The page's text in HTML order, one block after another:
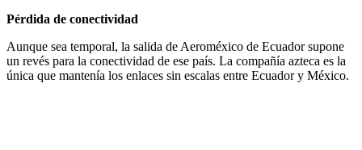
Pérdida de conectividad
Aunque sea temporal, la salida de Aeroméxico de Ecuador supone
un revés para la conectividad de ese país. La compañía azteca es la
única que mantenía los enlaces sin escalas entre Ecuador y México.